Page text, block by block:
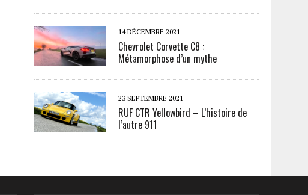
14 DÉCEMBRE 2021
Chevrolet Corvette C8 :
Métamorphose d’un mythe
23 SEPTEMBRE 2021
RUF CTR Yellowbird – L’histoire de
l’autre 911